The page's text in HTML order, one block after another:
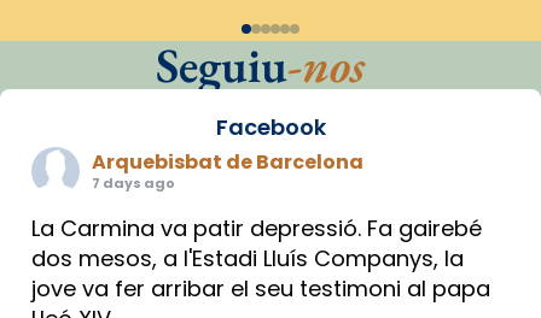
Seguiu-nos
Facebook
Arquebisbat de Barcelona
7 days ago
La Carmina va patir depressió. Fa gairebé
dos mesos, a l'Estadi Lluís Companys, la
jove va fer arribar el seu testimoni al papa